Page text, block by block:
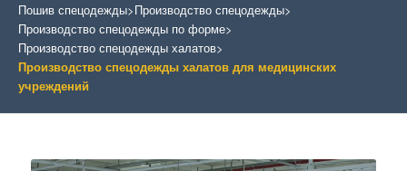
Пошив спецодежды>Производство спецодежды>
Производство спецодежды по форме>
Производство спецодежды халатов>
Производство спецодежды халатов для медицинских
учреждений